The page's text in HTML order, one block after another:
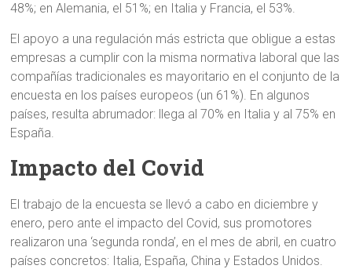
48%; en Alemania, el 51%; en Italia y Francia, el 53%.
El apoyo a una regulación más estricta que obligue a estas
empresas a cumplir con la misma normativa laboral que las
compañías tradicionales es mayoritario en el conjunto de la
encuesta en los países europeos (un 61%). En algunos
países, resulta abrumador: llega al 70% en Italia y al 75% en
España.
Impacto del Covid
El trabajo de la encuesta se llevó a cabo en diciembre y
enero, pero ante el impacto del Covid, sus promotores
realizaron una ‘segunda ronda’, en el mes de abril, en cuatro
países concretos: Italia, España, China y Estados Unidos.